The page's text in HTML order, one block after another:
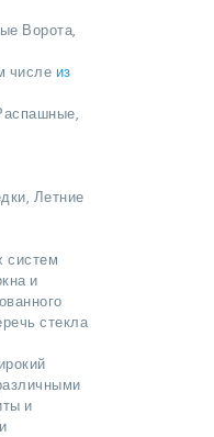
Ворота,
числе из
Летние
систем
и
стекла
и